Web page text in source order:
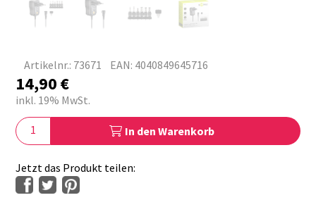
Artikelnr.: 73671 EAN: 4040849645716
14,90€
inkl. 19% MwSt.
In den Warenkorb
Jetzt das Produkt teilen: